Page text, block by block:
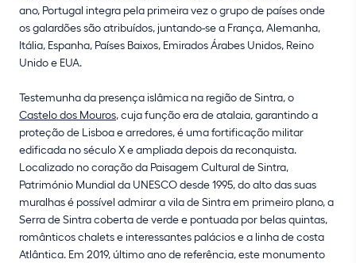
ano, Portugal integra pela primeira vez o grupo de países onde
os galardões são atribuídos, juntando-se a França, Alemanha,
Itália, Espanha, Países Baixos, Emirados Árabes Unidos, Reino
Unido e EUA.
Testemunha da presença islâmica na região de Sintra, o
Castelo dos Mouros, cuja função era de atalaia, garantindo a
proteção de Lisboa e arredores, é uma fortificação militar
edificada no século X e ampliada depois da reconquista.
Localizado no coração da Paisagem Cultural de Sintra,
Património Mundial da UNESCO desde 1995, do alto das suas
muralhas é possível admirar a vila de Sintra em primeiro plano, a
Serra de Sintra coberta de verde e pontuada por belas quintas,
românticos chalets e interessantes palácios e a linha de costa
Atlântica. Em 2019, último ano de referência, este monumento